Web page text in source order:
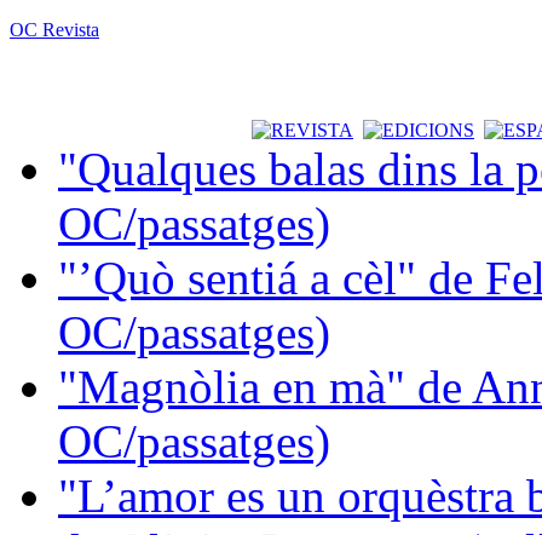
OC Revista
"Qualques balas dins la
OC/passatges)
"’Quò sentiá a cèl" de
OC/passatges)
"Magnòlia en mà" de
OC/passatges)
"L’amor es un orquèstra